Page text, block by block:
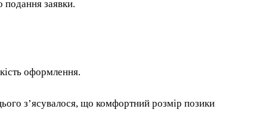
подання заявки.
оформлення.
з’ясувалося, що комфортний розмір позики